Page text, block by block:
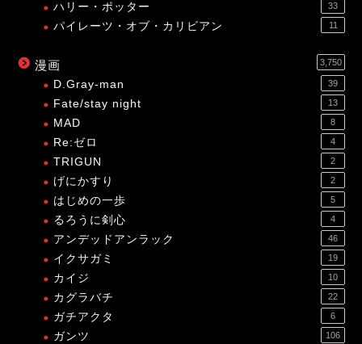
ハリー・ポッター 33
パイレーツ・オブ・カリビアン 11
漫画 3,750
D.Gray-man 39
Fate/stay night 13
MAD 8
Re:ゼロ 4
TRIGUN 2
げにかすり 2
はじめの一歩 5
るろうに剣心 4
アンデッドアンラック 46
イクサガミ 19
カイジ 10
カグラバチ 22
ガチアクタ 6
ガンツ 106